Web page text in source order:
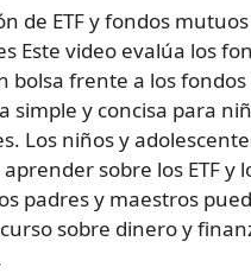
de ETF y fondos
Este video evalúa los
bolsa frente a los
simple y concisa para
Los niños y
sobre los ETF y
padres y maestros
sobre dinero y